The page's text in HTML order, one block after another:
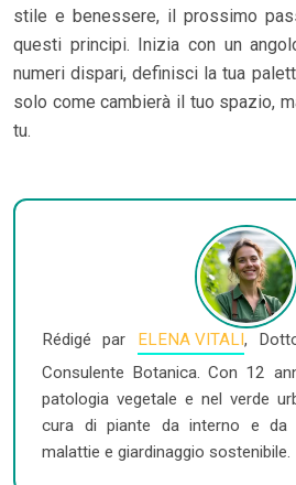
stile e benessere, il prossimo
questi principi. Inizia con un
numeri dispari, definisci la tua
solo come cambierà il tuo spazio,
tu.
Rédigé par ELENA VITALI,
Consulente Botanica. Con 12
patologia vegetale e nel verde
cura di piante da interno e da
malattie e giardinaggio sostenibile.